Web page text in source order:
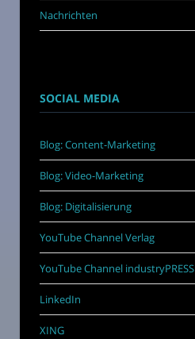
Nachrichten
SOCIAL MEDIA
Blog: Content-Marketing
Blog: Video-Marketing
Blog: Digitalisierung
YouTube Channel Verlag
YouTube Channel industryPRESS
LinkedIn
XING